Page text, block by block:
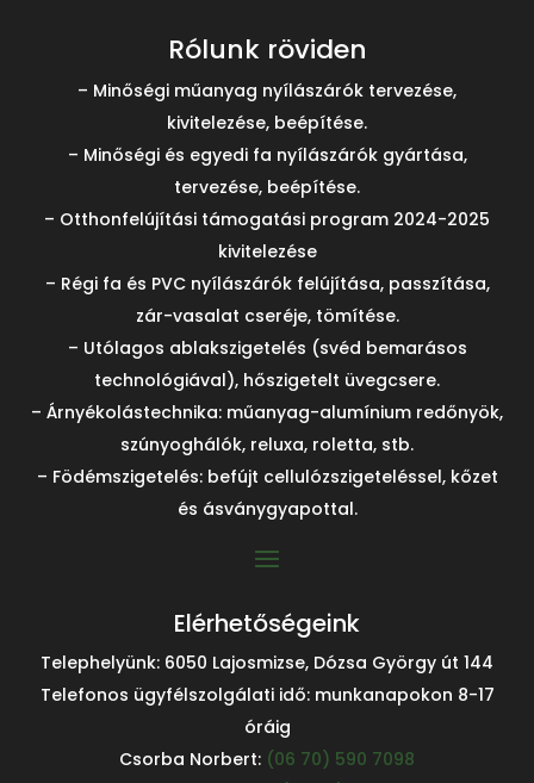
Rólunk röviden
– Minőségi műanyag nyílászárók tervezése,
kivitelezése, beépítése.
– Minőségi és egyedi fa nyílászárók gyártása,
tervezése, beépítése.
– Otthonfelújítási támogatási program 2024-2025
kivitelezése
– Régi fa és PVC nyílászárók felújítása, passzítása,
zár-vasalat cseréje, tömítése.
– Utólagos ablakszigetelés (svéd bemarásos
technológiával), hőszigetelt üvegcsere.
– Árnyékolástechnika: műanyag-alumínium redőnyök,
szúnyoghálók, reluxa, roletta, stb.
– Födémszigetelés: befújt cellulózszigeteléssel, kőzet
és ásványgyapottal.
Elérhetőségeink
Telephelyünk: 6050 Lajosmizse, Dózsa György út 144
Telefonos ügyfélszolgálati idő: munkanapokon 8-17
óráig
Csorba Norbert: (06 70) 590 7098